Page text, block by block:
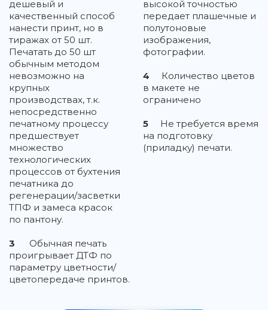
дешевый и
качественный способ
нанести принт, но в
тиражах от 50 шт.
Печатать до 50 шт
обычным методом
невозможно на
крупных
производствах, т.к.
непосредственно
печатному процессу
предшествует
множество
технологических
процессов от бухтения
печатника до
регенерации/засветки
ТПФ и замеса красок
по пантону.
3
Обычная печать
проигрывает ДТФ по
параметру цветности/
цветопередаче принтов.
высокой точностью
передает плашечные и
полутоновые
изображения,
фотографии.
4
Количество цветов
в макете не
ограничено
5
Не требуется время
на подготовку
(приладку) печати.